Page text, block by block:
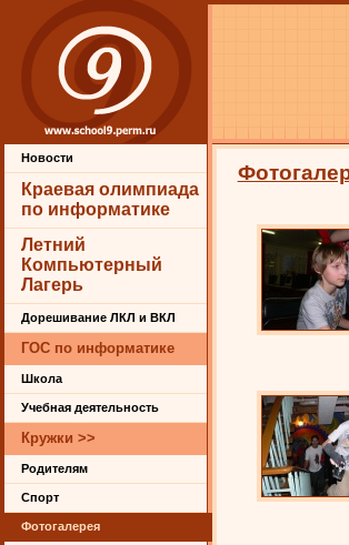
Новости
Краевая олимпиада
по информатике
Летний
Компьютерный
Лагерь
Дорешивание ЛКЛ и ВКЛ
ГОС по информатике
Школа
Учебная деятельность
Кружки >>
Родителям
Спорт
Фотогалерея